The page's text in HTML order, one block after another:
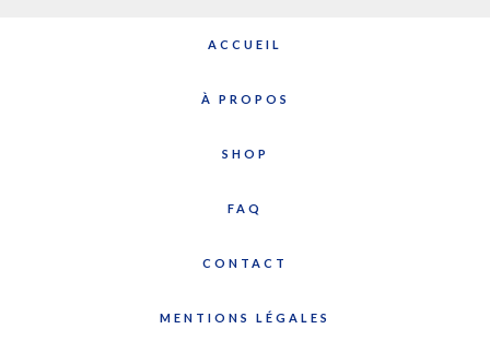
ACCUEIL
À PROPOS
SHOP
FAQ
CONTACT
MENTIONS LÉGALES